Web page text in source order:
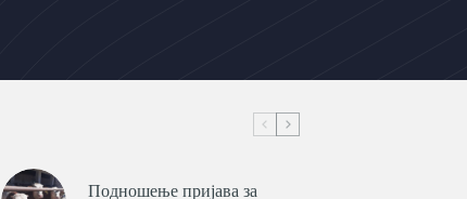
Подношење пријава за